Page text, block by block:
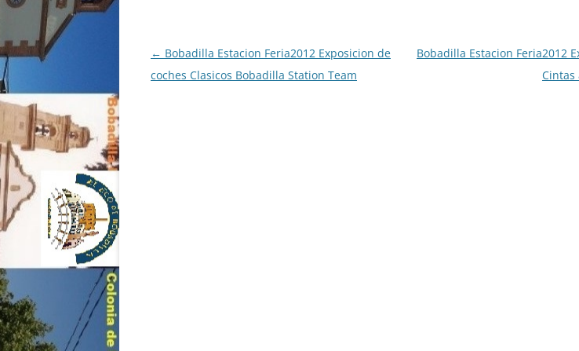
Navegación
de
← Bobadilla Estacion Feria2012 Exposicion de
coches Clasicos Bobadilla Station Team
Bobadilla Estacion Feria2012
Cintas